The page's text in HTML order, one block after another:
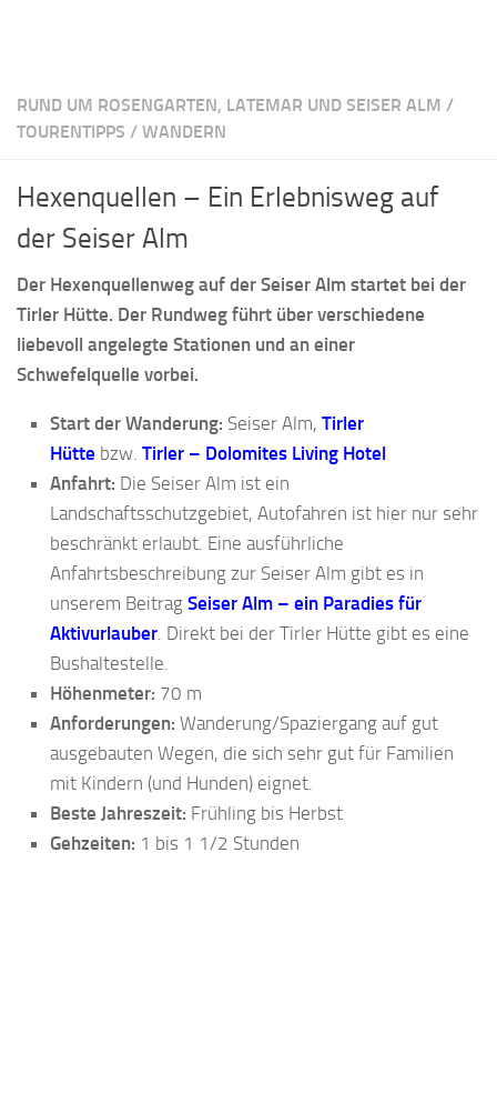
RUND UM ROSENGARTEN, LATEMAR UND SEISER ALM /
TOURENTIPPS / WANDERN
Hexenquellen – Ein Erlebnisweg auf
der Seiser Alm
Der Hexenquellenweg auf der Seiser Alm startet bei der
Tirler Hütte. Der Rundweg führt über verschiedene
liebevoll angelegte Stationen und an einer
Schwefelquelle vorbei.
Start der Wanderung: Seiser Alm, Tirler
Hütte bzw. Tirler – Dolomites Living Hotel
Anfahrt: Die Seiser Alm ist ein
Landschaftsschutzgebiet, Autofahren ist hier nur sehr
beschränkt erlaubt. Eine ausführliche
Anfahrtsbeschreibung zur Seiser Alm gibt es in
unserem Beitrag Seiser Alm – ein Paradies für
Aktivurlauber. Direkt bei der Tirler Hütte gibt es eine
Bushaltestelle.
Höhenmeter: 70 m
Anforderungen: Wanderung/Spaziergang auf gut
ausgebauten Wegen, die sich sehr gut für Familien
mit Kindern (und Hunden) eignet.
Beste Jahreszeit: Frühling bis Herbst
Gehzeiten: 1 bis 1 1/2 Stunden